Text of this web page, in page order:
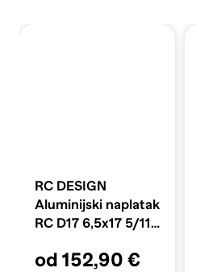
RC DESIGN
Aluminijski naplatak
RC D17 6,5x17 5/112
od 152,90 €